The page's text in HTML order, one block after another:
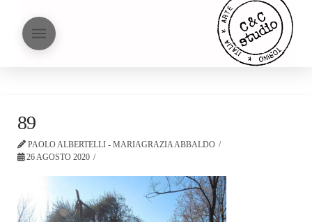
89
PAOLO ALBERTELLI - MARIAGRAZIA ABBALDO
26 AGOSTO 2020